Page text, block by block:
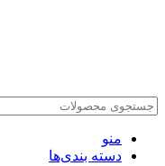
منو
دسته بندی‌ها